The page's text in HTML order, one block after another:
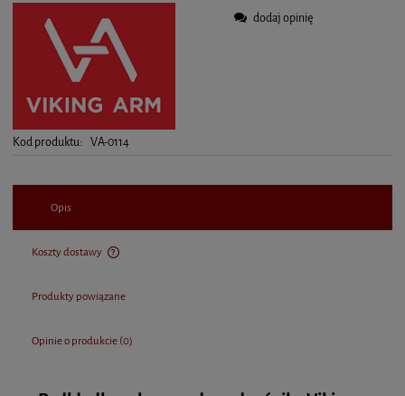
Kod produktu: VA-0114
dodaj opinię
Opis
Koszty dostawy
Cena nie zawiera ewentualnych kosztów płatności
Produkty powiązane
Opinie o produkcie (0)